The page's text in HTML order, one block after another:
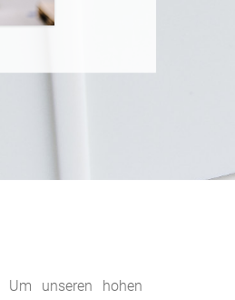
unseren hohen